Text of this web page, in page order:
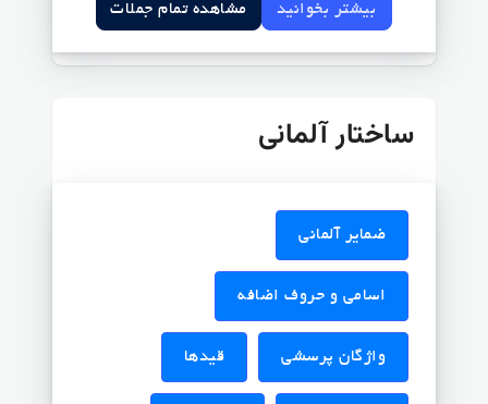
بیشتر بخوانید مشاهده تمام جملات
ساختار آلمانی
ضمایر آلمانی
اسامی و حروف اضافه
واژگان پرسشی قیدها